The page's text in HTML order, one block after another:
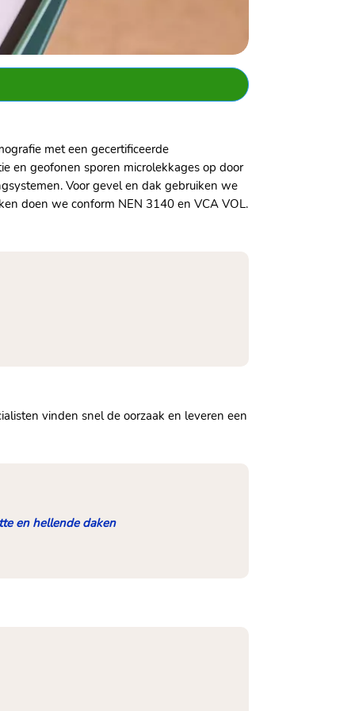
met een gecertificeerde
en geofonen sporen microlekkages op door
Voor gevel en dak gebruiken we
doen we conform NEN 3140 en VCA VOL.
vinden snel de oorzaak en leveren een
en hellende daken